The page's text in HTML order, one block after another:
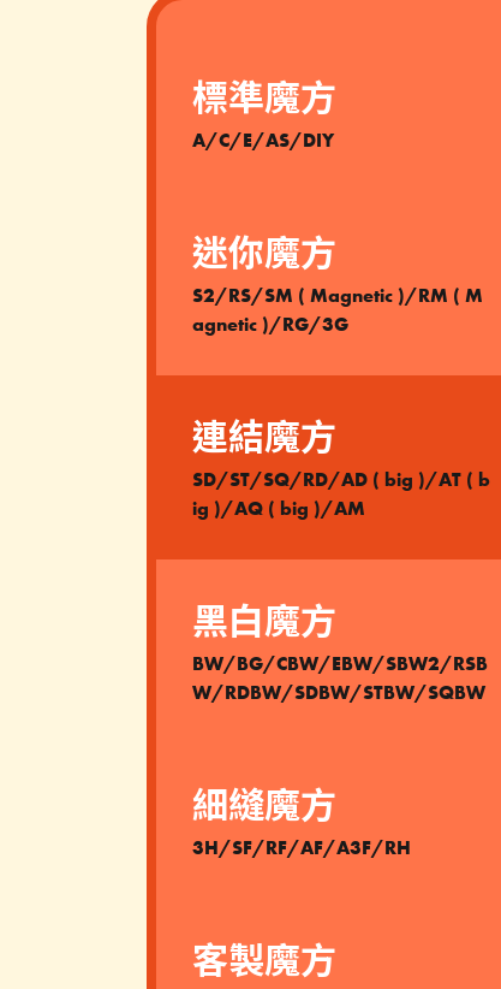
標準魔方
A/C/E/AS/DIY
迷你魔方
S2/RS/SM ( Magnetic )/RM ( M
agnetic )/RG/3G
連結魔方
SD/ST/SQ/RD/AD ( big )/AT ( b
ig )/AQ ( big )/AM
黑白魔方
BW/BG/CBW/EBW/SBW2/RSB
W/RDBW/SDBW/STBW/SQBW
細縫魔方
3H/SF/RF/AF/A3F/RH
客製魔方